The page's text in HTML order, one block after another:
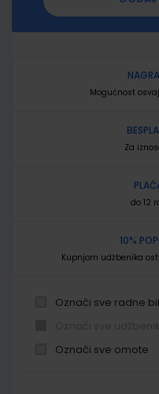
Mogućnost
Za
do 12
10%
Kupnjom udžbenika
Označi sve radne
Označi sve omote